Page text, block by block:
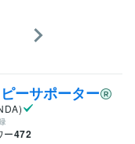
ーサポーター
ー472